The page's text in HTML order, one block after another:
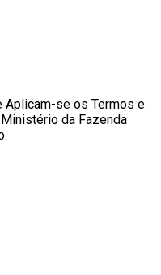
se os Termos e
da Fazenda